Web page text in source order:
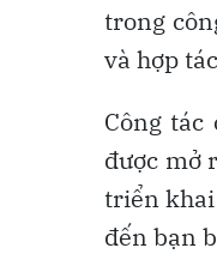
trong
và hợp
Công
được mở
triển khai
đến bạn